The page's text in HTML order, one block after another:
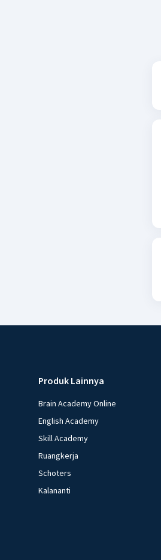
Produk Lainnya
Brain Academy Online
English Academy
Skill Academy
Ruangkerja
Schoters
Kalananti